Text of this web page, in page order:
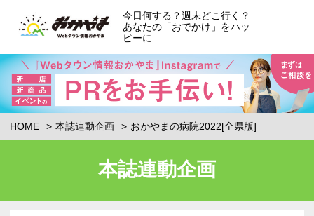
今日何する？週末どこ行く？
あなたの「おでかけ」をハッ
ピーに
HOME 本誌連動企画 おかやまの病院2022[全県版]
本誌連動企画